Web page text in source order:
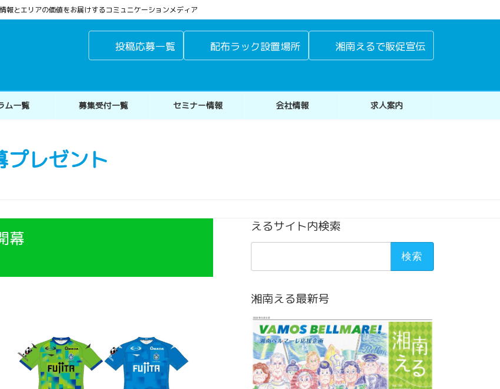
報とエリアの価値をお届けするコミュニケーションメディア
投稿応募一覧 配布ラック設置場所 湘南えるで販促宣伝
ム一覧 募集受付一覧 セミナー情報 会社情報 求人案内
レゼント
幕
えるサイト内検索
湘南える最新号